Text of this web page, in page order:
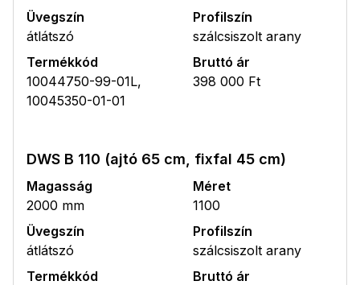
Üvegszín
átlátszó
Profilszín
szálcsiszolt arany
Termékkód
10044750-99-01L,
10045350-01-01
Bruttó ár
398 000 Ft
DWS B 110 (ajtó 65 cm, fixfal 45 cm)
Magasság
2000 mm
Méret
1100
Üvegszín
átlátszó
Profilszín
szálcsiszolt arany
Termékkód
Bruttó ár